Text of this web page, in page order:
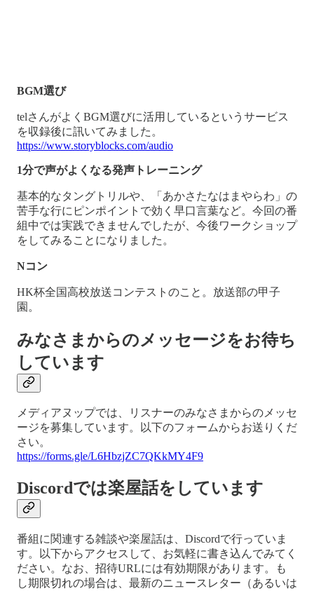
BGM選び
telさんがよくBGM選びに活用しているというサービス
を収録後に訊いてみました。
https://www.storyblocks.com/audio
1分で声がよくなる発声トレーニング
基本的なタングトリルや、「あかさたなはまやらわ」の
苦手な行にピンポイントで効く早口言葉など。今回の番
組中では実践できませんでしたが、今後ワークショップ
をしてみることになりました。
Nコン
HK杯全国高校放送コンテストのこと。放送部の甲子
園。
みなさまからのメッセージをお待ち
しています
メディアヌップでは、リスナーのみなさまからのメッセ
ージを募集しています。以下のフォームからお送りくだ
さい。
https://forms.gle/L6HbzjZC7QKkMY4F9
Discordでは楽屋話をしています
番組に関連する雑談や楽屋話は、Discordで行っていま
す。以下からアクセスして、お気軽に書き込んでみてく
ださい。なお、招待URLには有効期限があります。も
し期限切れの場合は、最新のニュースレター（あるいは